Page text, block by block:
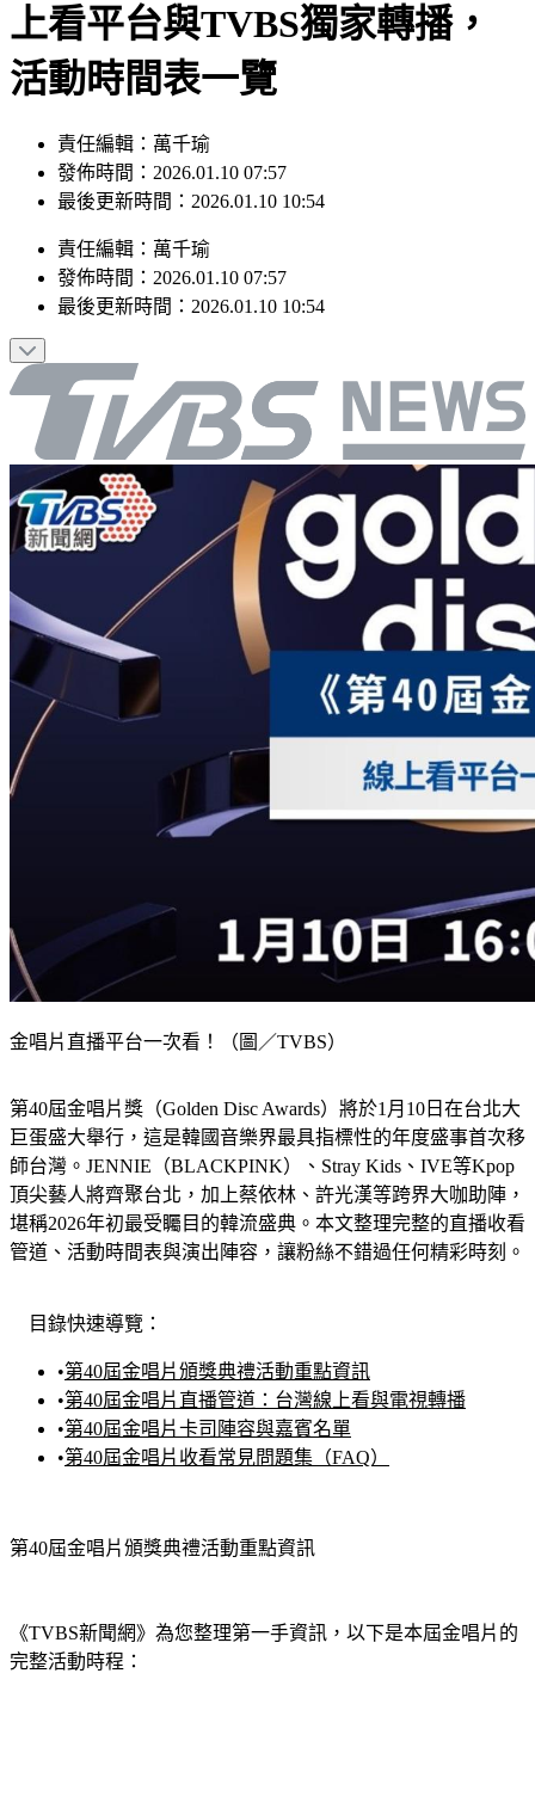
上看平台與TVBS獨家轉播，
活動時間表一覽
責任編輯：萬千瑜
發佈時間：2026.01.10 07:57
最後更新時間：2026.01.10 10:54
責任編輯 ： 萬千瑜
發佈時間： 2026.01.10 07:57
最後更新時間： 2026.01.10 10:54
金唱片直播平台一次看！（圖／TVBS）
第40屆金唱片獎（Golden Disc Awards）將於1月10日在台北大
巨蛋盛大舉行，這是韓國音樂界最具指標性的年度盛事首次移
師台灣。JENNIE（BLACKPINK）、Stray Kids、IVE等Kpop
頂尖藝人將齊聚台北，加上蔡依林、許光漢等跨界大咖助陣，
堪稱2026年初最受矚目的韓流盛典。本文整理完整的直播收看
管道、活動時間表與演出陣容，讓粉絲不錯過任何精彩時刻。
目錄快速導覽：
•第40屆金唱片頒獎典禮活動重點資訊
•第40屆金唱片直播管道：台灣線上看與電視轉播
•第40屆金唱片卡司陣容與嘉賓名單
•第40屆金唱片收看常見問題集（FAQ）
第40屆金唱片頒獎典禮活動重點資訊
《TVBS新聞網》為您整理第一手資訊，以下是本屆金唱片的
完整活動時程：